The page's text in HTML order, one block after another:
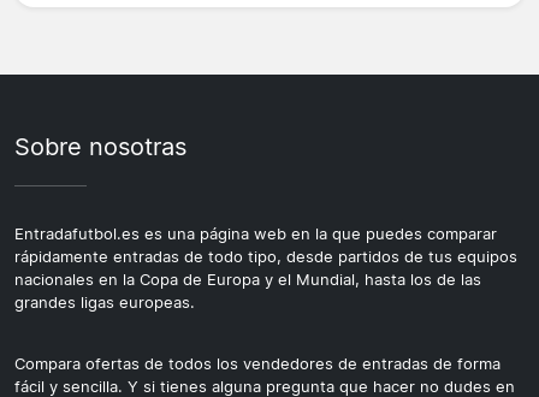
Sobre nosotras
Entradafutbol.es es una página web en la que puedes comparar
rápidamente entradas de todo tipo, desde partidos de tus equipos
nacionales en la Copa de Europa y el Mundial, hasta los de las
grandes ligas europeas.
Compara ofertas de todos los vendedores de entradas de forma
fácil y sencilla. Y si tienes alguna pregunta que hacer no dudes en